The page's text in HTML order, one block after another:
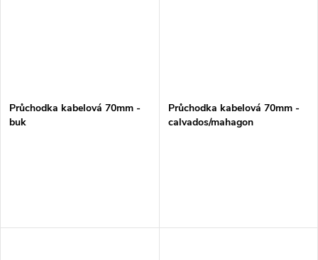
Průchodka kabelová 70mm -
buk
Průchodka kabelová 70mm -
calvados/mahagon